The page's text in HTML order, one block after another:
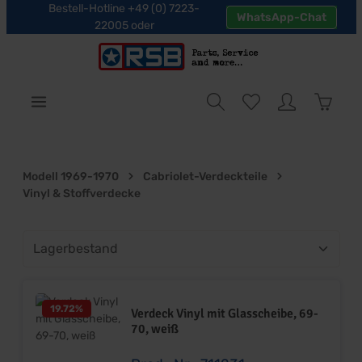
Bestell-Hotline +49 (0) 7223-
22005 oder
WhatsApp-Chat
Modell 1969-1970
Cabriolet-Verdeckteile
Vinyl & Stoffverdecke
19.72%
Verdeck Vinyl mit Glasscheibe, 69-
70, weiß